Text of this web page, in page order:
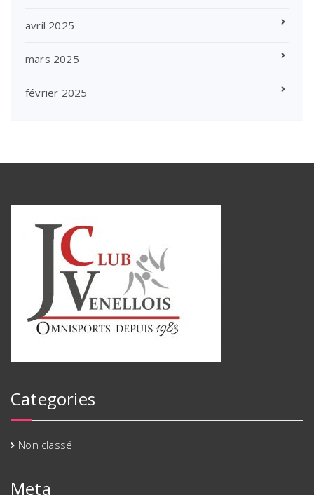
avril 2025
mars 2025
février 2025
Categories
Non classé
Meta